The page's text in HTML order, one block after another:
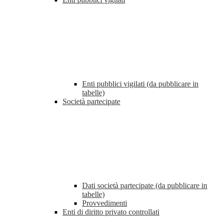
Enti pubblici vigilati (da pubblicare in
tabelle)
Società partecipate
Dati società partecipate (da pubblicare in
tabelle)
Provvedimenti
Enti di diritto privato controllati